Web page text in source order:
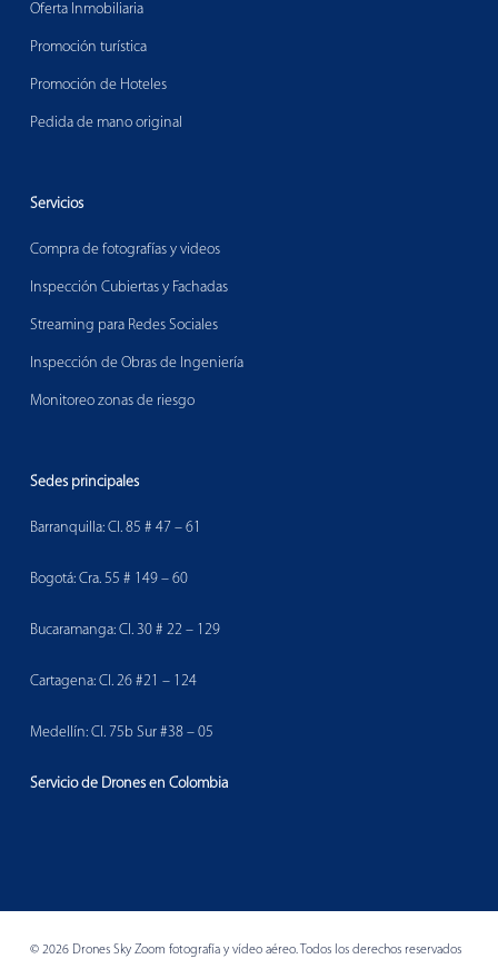
Oferta Inmobiliaria
Promoción turística
Promoción de Hoteles
Pedida de mano original
Servicios
Compra de fotografías y videos
Inspección Cubiertas y Fachadas
Streaming para Redes Sociales
Inspección de Obras de Ingeniería
Monitoreo zonas de riesgo
Sedes principales
Barranquilla: Cl. 85 # 47 – 61
Bogotá: Cra. 55 # 149 – 60
Bucaramanga: Cl. 30 # 22 – 129
Cartagena: Cl. 26 #21 – 124
Medellín: Cl. 75b Sur #38 – 05
Servicio de Drones en Colombia
© 2026 Drones Sky Zoom fotografía y vídeo aéreo. Todos los derechos reservados